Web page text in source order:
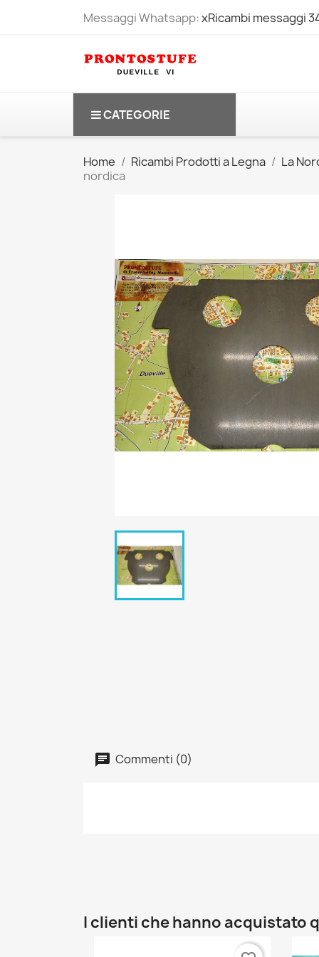
Messaggi Whatsapp:xRicambi messaggi
CATEGORIE
Home Ricambi Prodotti a Legna La
nordica
Commenti (0)
I clienti che hanno acquistato